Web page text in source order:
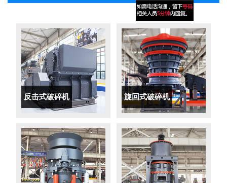
反击式破碎机 旋回式破碎机